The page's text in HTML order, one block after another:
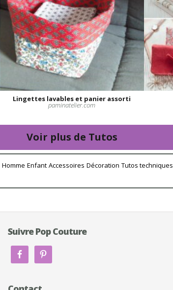
Lingettes lavables et panier assorti
paminatelier.com
Voir plus de Tutos
Homme Enfant Accessoires Décoration Tutos techniques
Suivre Pop Couture